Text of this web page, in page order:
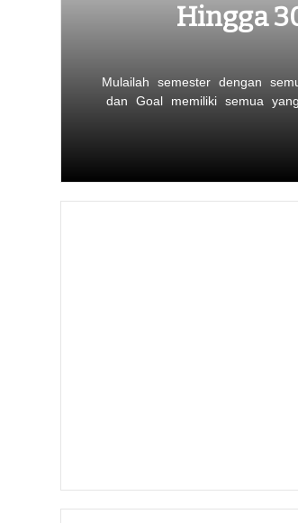
Hingga
Mulailah semester dengan
dan Goal memiliki semua